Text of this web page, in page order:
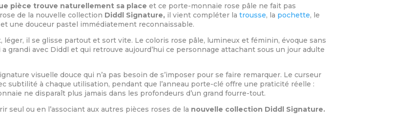
pièce trouve naturellement sa place et ce porte-monnaie rose pâle ne fait pas
de la nouvelle collection Diddl Signature, il vient compléter latrousse, la pochette, le
une douceur pastel immédiatement reconnaissable.
il se glisse partout et sort vite. Le coloris rose pâle, lumineux et féminin, évoque sans
grandi avec Diddl et qui retrouve aujourd’hui ce personnage attachant sous un jour adulte
visuelle douce qui n’a pas besoin de s’imposer pour se faire remarquer. Le curseur
à chaque utilisation, pendant que l’anneau porte-clé offre une praticité réelle :
ne disparaît plus jamais dans les profondeurs d’un grand fourre-tout.
seul ou en l’associant aux autres pièces roses de la nouvelle collection Diddl Signature.